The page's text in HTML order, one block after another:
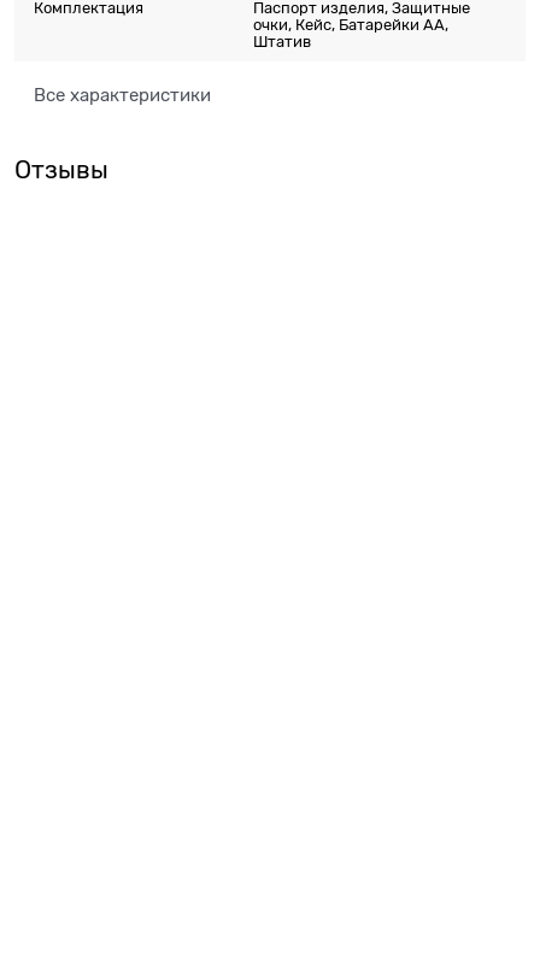
Комплектация
Паспорт изделия, Защитные
очки, Кейс, Батарейки АА,
Штатив
Все характеристики
Отзывы